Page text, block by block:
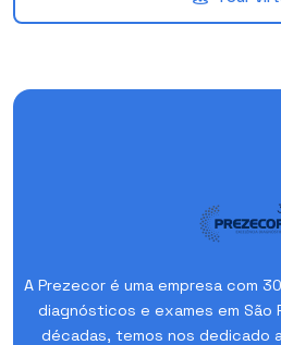
A Prezecor é uma empresa com
diagnósticos e exames em São
décadas, temos nos dedicado